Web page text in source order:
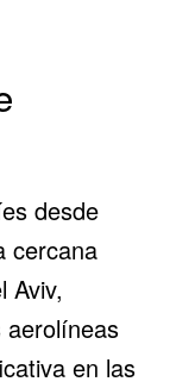
desde
cercana
Aviv,
aerolíneas
en las